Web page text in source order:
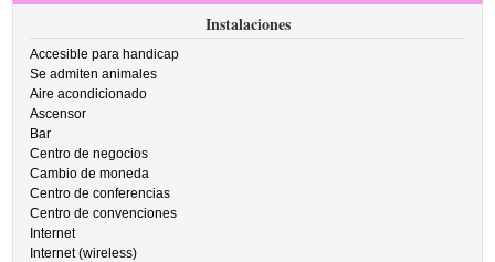
Instalaciones
Accesible para handicap
Se admiten animales
Aire acondicionado
Ascensor
Bar
Centro de negocios
Cambio de moneda
Centro de conferencias
Centro de convenciones
Internet
Internet (wireless)